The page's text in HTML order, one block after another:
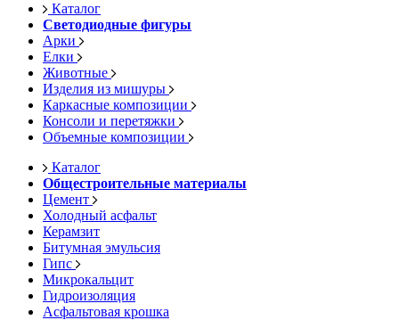
Каталог
Светодиодные фигуры
Арки
Елки
Животные
Изделия из мишуры
Каркасные композиции
Консоли и перетяжки
Объемные композиции
Каталог
Общестроительные материалы
Цемент
Холодный асфальт
Керамзит
Битумная эмульсия
Гипс
Микрокальцит
Гидроизоляция
Асфальтовая крошка